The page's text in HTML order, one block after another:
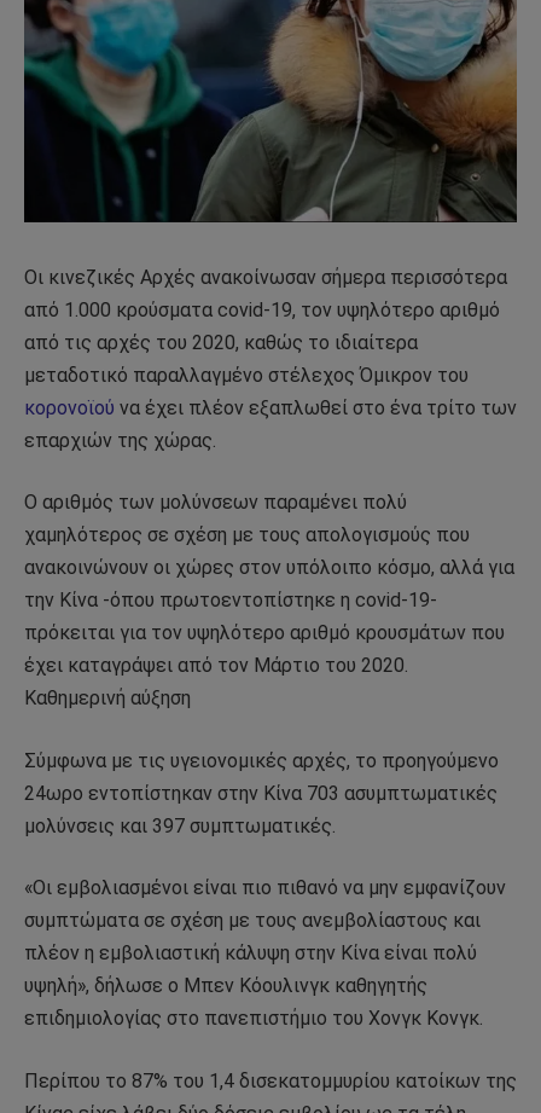
Οι κινεζικές Αρχές ανακοίνωσαν σήμερα περισσότερα
από 1.000 κρούσματα covid-19, τον υψηλότερο αριθμό
από τις αρχές του 2020, καθώς το ιδιαίτερα
μεταδοτικό παραλλαγμένο στέλεχος Όμικρον του
κορονοϊού να έχει πλέον εξαπλωθεί στο ένα τρίτο των
επαρχιών της χώρας.
Ο αριθμός των μολύνσεων παραμένει πολύ
χαμηλότερος σε σχέση με τους απολογισμούς που
ανακοινώνουν οι χώρες στον υπόλοιπο κόσμο, αλλά για
την Κίνα -όπου πρωτοεντοπίστηκε η covid-19-
πρόκειται για τον υψηλότερο αριθμό κρουσμάτων που
έχει καταγράψει από τον Μάρτιο του 2020.
Καθημερινή αύξηση
Σύμφωνα με τις υγειονομικές αρχές, το προηγούμενο
24ωρο εντοπίστηκαν στην Κίνα 703 ασυμπτωματικές
μολύνσεις και 397 συμπτωματικές.
«Οι εμβολιασμένοι είναι πιο πιθανό να μην εμφανίζουν
συμπτώματα σε σχέση με τους ανεμβολίαστους και
πλέον η εμβολιαστική κάλυψη στην Κίνα είναι πολύ
υψηλή», δήλωσε ο Μπεν Κόουλινγκ καθηγητής
επιδημιολογίας στο πανεπιστήμιο του Χονγκ Κονγκ.
Περίπου το 87% του 1,4 δισεκατομμυρίου κατοίκων της